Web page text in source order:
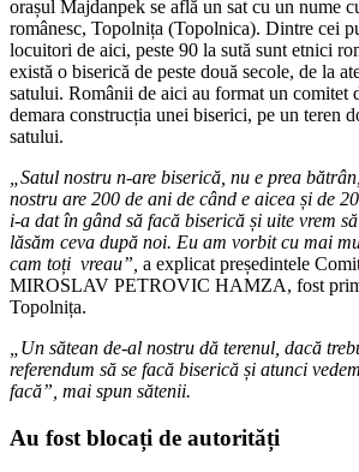
orașul Majdanpek se află un sat cu un nume
românesc, Topolnița (Topolnica). Dintre cei
locuitori de aici, peste 90 la sută sunt etnici
există o biserică de peste două secole, de la
satului. Românii de aici au format un comitet
demara construcția unei biserici, pe un teren
satului.
„Satul nostru n-are biserică, nu e prea
nostru are 200 de ani de când e aicea și de
i-a dat în gând să facă biserică și uite vrem
lăsăm ceva după noi. Eu am vorbit cu mai
cam toți vreau”, a explicat președintele
MIROSLAV PETROVIC HAMZA, fost
Topolnița.
„Un sătean de-al nostru dă terenul, dacă
referendum să se facă biserică și atunci
facă”, mai spun sătenii.
Au fost blocați de autorități